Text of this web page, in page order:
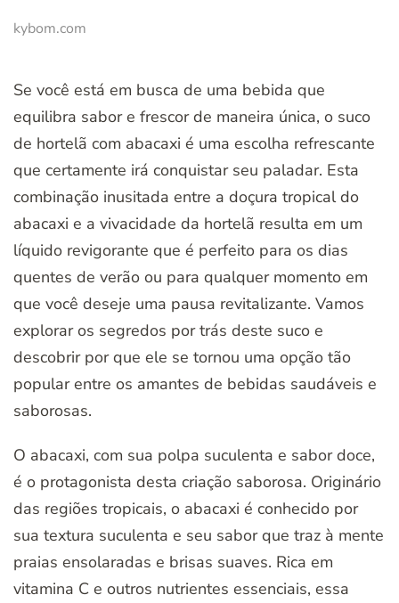
kybom.com
Se você está em busca de uma bebida que
equilibra sabor e frescor de maneira única, o suco
de hortelã com abacaxi é uma escolha refrescante
que certamente irá conquistar seu paladar. Esta
combinação inusitada entre a doçura tropical do
abacaxi e a vivacidade da hortelã resulta em um
líquido revigorante que é perfeito para os dias
quentes de verão ou para qualquer momento em
que você deseje uma pausa revitalizante. Vamos
explorar os segredos por trás deste suco e
descobrir por que ele se tornou uma opção tão
popular entre os amantes de bebidas saudáveis e
saborosas.
O abacaxi, com sua polpa suculenta e sabor doce,
é o protagonista desta criação saborosa. Originário
das regiões tropicais, o abacaxi é conhecido por
sua textura suculenta e seu sabor que traz à mente
praias ensolaradas e brisas suaves. Rica em
vitamina C e outros nutrientes essenciais, essa